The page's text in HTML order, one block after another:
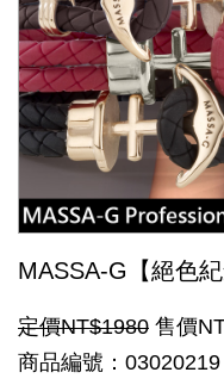
MASSA-G【絕色
定價NT$1980 售價
商品編號：03020219